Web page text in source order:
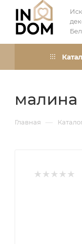
малина
Главная —